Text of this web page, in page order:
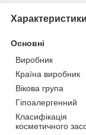
Характеристики
Основні
Виробник
Країна виробник
Вікова група
Гіпоалергенний
Класифікація
косметичного